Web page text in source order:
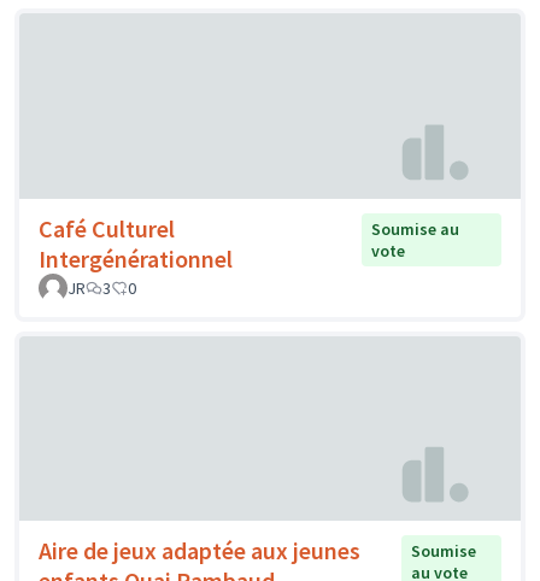
Café Culturel
Intergénérationnel
Soumise au
vote
JR
3 0
Aire de jeux adaptée aux jeunes
Soumise
au vote